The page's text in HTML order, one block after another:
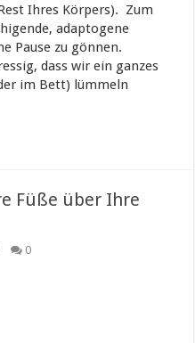
Ihres Körpers). Zum
adaptogene
Pause zu gönnen.
dass wir ein ganzes
im Bett) lümmeln
Füße über Ihre
0